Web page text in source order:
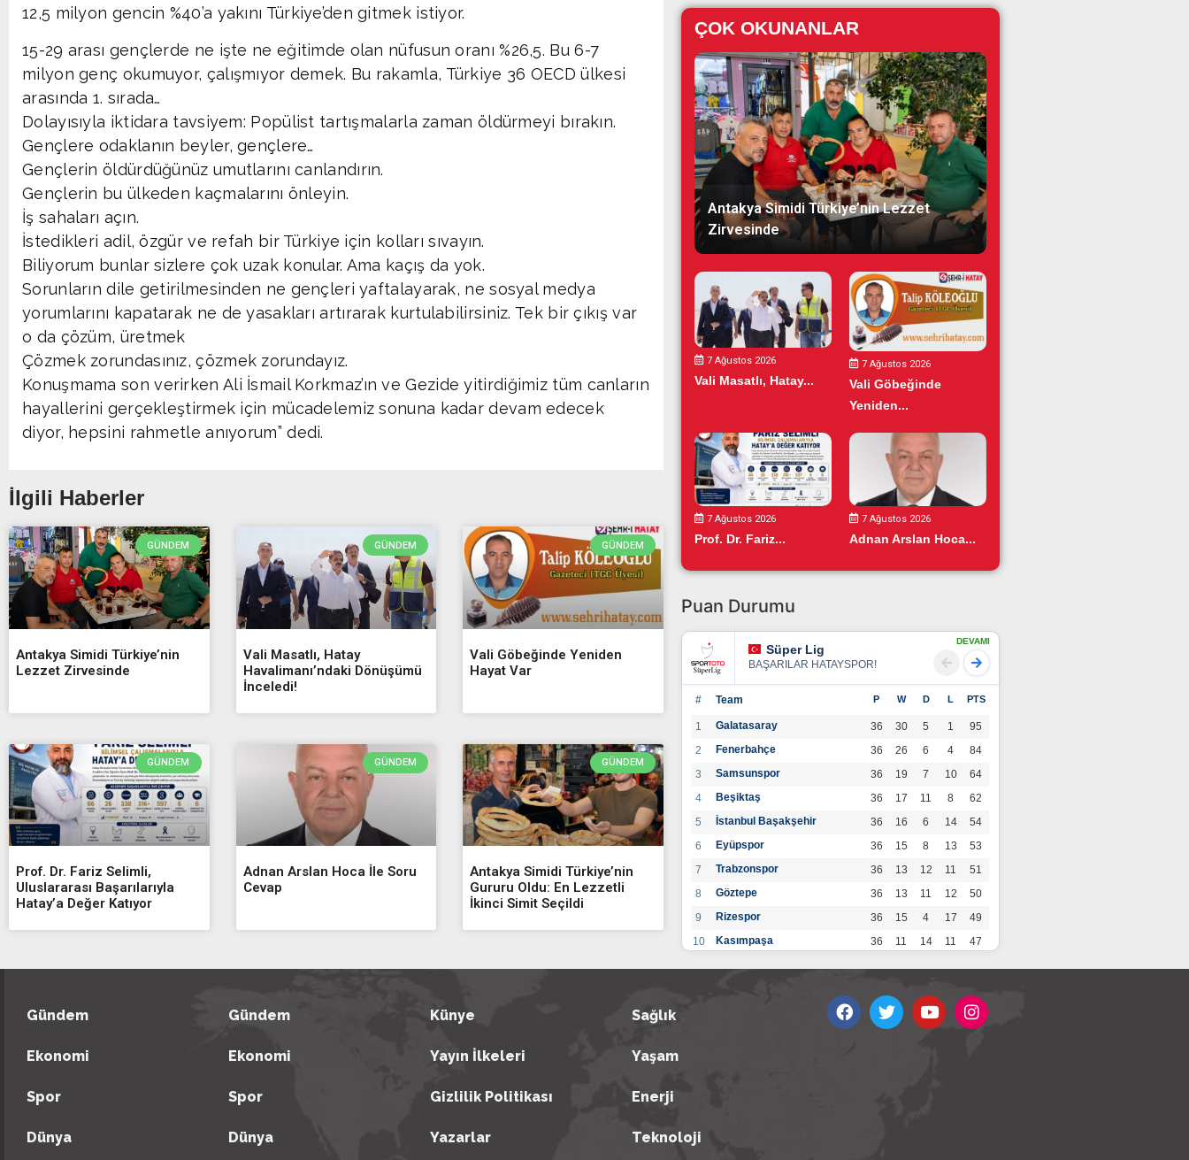
12,5 milyon gencin %40’a yakını Türkiye’den gitmek istiyor.
15-29 arası gençlerde ne işte ne eğitimde olan nüfusun oranı %26,5. Bu 6-7
milyon genç okumuyor, çalışmıyor demek. Bu rakamla, Türkiye 36 OECD ülkesi
arasında 1. sırada…
Dolayısıyla iktidara tavsiyem: Popülist tartışmalarla zaman öldürmeyi bırakın.
Gençlere odaklanın beyler, gençlere…
Gençlerin öldürdüğünüz umutlarını canlandırın.
Gençlerin bu ülkeden kaçmalarını önleyin.
İş sahaları açın.
İstedikleri adil, özgür ve refah bir Türkiye için kolları sıvayın.
Biliyorum bunlar sizlere çok uzak konular. Ama kaçış da yok.
Sorunların dile getirilmesinden ne gençleri yaftalayarak, ne sosyal medya
yorumlarını kapatarak ne de yasakları artırarak kurtulabilirsiniz. Tek bir çıkış var
o da çözüm, üretmek
Çözmek zorundasınız, çözmek zorundayız.
Konuşmama son verirken Ali İsmail Korkmaz’ın ve Gezide yitirdiğimiz tüm canların
hayallerini gerçekleştirmek için mücadelemiz sonuna kadar devam edecek
diyor, hepsini rahmetle anıyorum” dedi.
İlgili Haberler
GÜNDEM
Antakya Simidi Türkiye’nin
Lezzet Zirvesinde
GÜNDEM
Vali Masatlı, Hatay
Havalimanı’ndaki Dönüşümü
İnceledi!
GÜNDEM
Vali Göbeğinde Yeniden
Hayat Var
GÜNDEM
Prof. Dr. Fariz Selimli,
Uluslararası Başarılarıyla
Hatay’a Değer Katıyor
GÜNDEM
Adnan Arslan Hoca İle Soru
Cevap
GÜNDEM
Antakya Simidi Türkiye’nin
Gururu Oldu: En Lezzetli
İkinci Simit Seçildi
ÇOK OKUNANLAR
Antakya Simidi Türkiye’nin Lezzet
Zirvesinde
7 Ağustos 2026
Vali Masatlı, Hatay...
7 Ağustos 2026
Vali Göbeğinde
Yeniden...
7 Ağustos 2026
Prof. Dr. Fariz...
7 Ağustos 2026
Adnan Arslan Hoca...
Puan Durumu
Süper Lig
BAŞARILAR HATAYSPOR!
DEVAMI
# Team P W D L PTS
1 Galatasaray 36 30 5 1
95
2
Fenerbahçe 36 26 6 4
84
3
Samsunspor 36 19 7 10
64
4
Beşiktaş 36 17 11 8
62
5
İstanbul Başakşehir 36 16 6 14
54
6
Eyüpspor 36 15 8 13
53
7
Trabzonspor 36 13 12 11
51
8
Göztepe 36 13 11 12
50
9
Rizespor 36 15 4 17
49
10
Kasımpaşa 36 11 14 11
47
36 12 9 15
45
18
Gündem
Ekonomi
Spor
Dünya
Gündem
Ekonomi
Spor
Dünya
Künye
Yayın İlkeleri
Gizlilik Politikası
Yazarlar
Sağlık
Yaşam
Enerji
Teknoloji